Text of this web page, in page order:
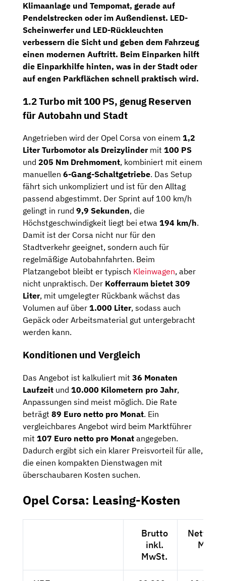
Klimaanlage und Tempomat, gerade auf
Pendelstrecken oder im Außendienst. LED-
Scheinwerfer und LED-Rückleuchten
verbessern die Sicht und geben dem Fahrzeug
einen modernen Auftritt. Beim Einparken hilft
die Einparkhilfe hinten, was in der Stadt oder
auf engen Parkflächen schnell praktisch wird.
1.2 Turbo mit 100 PS, genug Reserven
für Autobahn und Stadt
Angetrieben wird der Opel Corsa von einem 1,2
Liter Turbomotor als Dreizylindermit 100 PS
und 205 Nm Drehmoment, kombiniert mit einem
manuellen 6-Gang-Schaltgetriebe. Das Setup
fährt sich unkompliziert und ist für den Alltag
passend abgestimmt. Der Sprint auf 100 km/h
gelingt in rund 9,9 Sekunden, die
Höchstgeschwindigkeit liegt bei etwa 194 km/h.
Damit ist der Corsa nicht nur für den
Stadtverkehr geeignet, sondern auch für
regelmäßige Autobahnfahrten. Beim
Platzangebot bleibt er typisch Kleinwagen, aber
nicht unpraktisch. Der Kofferraum bietet 309
Liter, mit umgelegter Rückbank wächst das
Volumen auf über 1.000 Liter, sodass auch
Gepäck oder Arbeitsmaterial gut untergebracht
werden kann.
Konditionen und Vergleich
Das Angebot ist kalkuliert mit 36 Monaten
Laufzeit und 10.000 Kilometern pro Jahr,
Anpassungen sind meist möglich. Die Rate
beträgt 89 Euro netto pro Monat. Ein
vergleichbares Angebot wird beim Marktführer
mit 107 Euro netto pro Monat angegeben.
Dadurch ergibt sich ein klarer Preisvorteil für alle,
die einen kompakten Dienstwagen mit
überschaubaren Kosten suchen.
Opel Corsa: Leasing-Kosten
Brutto
inkl.
MwSt.
Netto
MwSt.